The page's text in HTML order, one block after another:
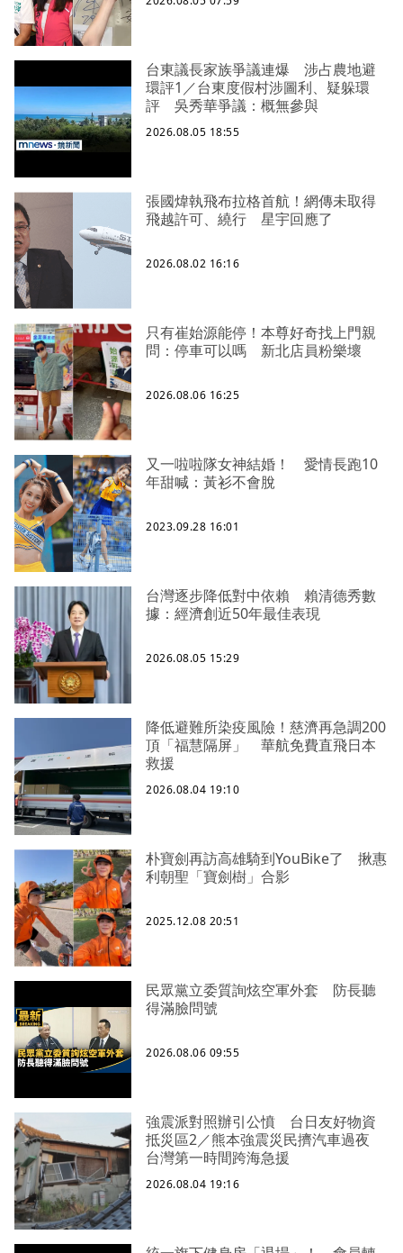
台東議長家族爭議連爆 涉占農地避
環評1／台東度假村涉圖利、疑躲環
評 吳秀華爭議：概無參與
2026.08.05 18:55
張國煒執飛布拉格首航！網傳未取得
飛越許可、繞行 星宇回應了
2026.08.02 16:16
只有崔始源能停！本尊好奇找上門親
問：停車可以嗎 新北店員粉樂壞
2026.08.06 16:25
又一啦啦隊女神結婚！ 愛情長跑10
年甜喊：黃衫不會脫
2023.09.28 16:01
台灣逐步降低對中依賴 賴清德秀數
據：經濟創近50年最佳表現
2026.08.05 15:29
降低避難所染疫風險！慈濟再急調200
頂「福慧隔屏」 華航免費直飛日本
救援
2026.08.04 19:10
朴寶劍再訪高雄騎到YouBike了 揪惠
利朝聖「寶劍樹」合影
2025.12.08 20:51
民眾黨立委質詢炫空軍外套 防長聽
得滿臉問號
2026.08.06 09:55
強震派對照辦引公憤 台日友好物資
抵災區2／熊本強震災民擠汽車過夜
台灣第一時間跨海急援
2026.08.04 19:16